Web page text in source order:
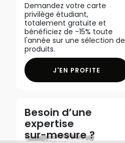
Demandez votre carte
privilège étudiant,
totalement gratuite et
bénéficiez de -15% toute
l'année sur une sélection de
produits.
J'EN PROFITE
Besoin d’une
expertise
sur-mesure ?